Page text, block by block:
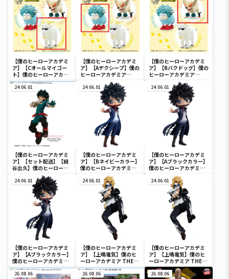
【僕のヒーローアカデミ
ア】【Cオールマイゴー
ト】僕のヒーローアカデ
ミア Fluffy Puffy～デク
シープ＆バクドッグ＆オ
ールマイゴート～
【僕のヒーローアカデミ
ア】【Aデクシープ】僕の
ヒーローアカデミア
Fluffy Puffy～デクシー
プ＆バクドッグ＆オール
マイゴート～
【僕のヒーローアカデミ
ア】【Bバクドッグ】僕の
ヒーローアカデミア
Fluffy Puffy～デクシー
プ＆バクドッグ＆オール
マイゴート～
24.06.01
【僕のヒーローアカデミ
ア】【セット配送】【緑
谷出久】僕のヒーローア
カデミア BRAVEGRAPH
＃2 vol.2
24.06.01
【僕のヒーローアカデミ
ア】【Bネイビーカラー】
僕のヒーローアカデミア
Q posket-荼毘-
24.06.01
【僕のヒーローアカデミ
ア】【Aブラックカラー】
僕のヒーローアカデミア
Q posket-荼毘-
24.06.01
【僕のヒーローアカデミ
ア】【Aブラックカラー】
僕のヒーローアカデミア
Q posket-荼毘-
24.06.01
【僕のヒーローアカデミ
ア】【上鳴電気】僕のヒ
ーローアカデミア THE
AMAZING HEROES
vol.21
24.06.01
【僕のヒーローアカデミ
ア】【上鳴電気】僕のヒ
ーローアカデミア THE
AMAZING HEROES
vol.21
26.08.06 26.08.06 26.08.06